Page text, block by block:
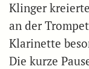
Klinger
an der
Klarinette
Die kurze